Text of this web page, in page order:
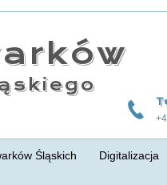
Śląskich Digitalizacja